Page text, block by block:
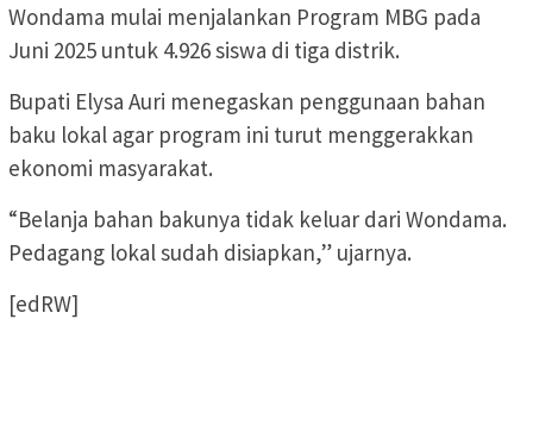
Wondama mulai menjalankan Program MBG pada
Juni 2025 untuk 4.926 siswa di tiga distrik.
Bupati Elysa Auri menegaskan penggunaan bahan
baku lokal agar program ini turut menggerakkan
ekonomi masyarakat.
“Belanja bahan bakunya tidak keluar dari Wondama.
Pedagang lokal sudah disiapkan,” ujarnya.
[edRW]